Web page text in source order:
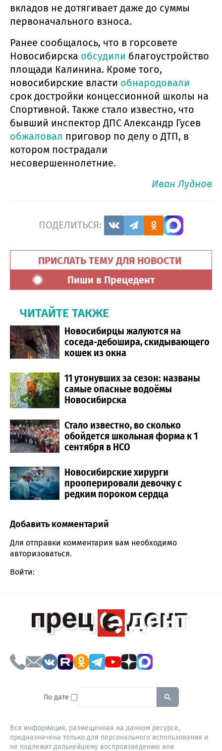
вкладов не дотягивает даже до суммы
первоначального взноса.
Ранее сообщалось, что в горсовете
Новосибирска обсудили благоустройство
площади Калинина. Кроме того,
новосибирские власти обнародовали
срок достройки концессионной школы на
Спортивной. Также стало известно, что
бывший инспектор ДПС Александр Гусев
обжаловал приговор по делу о ДТП, в
котором пострадали
несовершеннолетние.
Иван Луднов
ПОДЕЛИТЬСЯ:
ПРИСЛАТЬ ТЕМУ ДЛЯ НОВОСТИ
Пиши в Прецедент
ЧИТАЙТЕ ТАКЖЕ
Новосибирцы жалуются на
соседа-дебошира, скидывающего
кошек из окна
11 утонувших за сезон: названы
самые опасные водоёмы
Новосибирска
Стало известно, во сколько
обойдется школьная форма к 1
сентября в НСО
Новосибирские хирурги
прооперировали девочку с
редким пороком сердца
Comment section
Добавить комментарий
Для отправки комментария вам необходимо
авторизоваться.
Войти:
По дате To search this site, enter a
Вся информация, размещенная на данном ресурсе,
предназначена только для персонального использования и
не подлежит дальнейшему воспроизведению или